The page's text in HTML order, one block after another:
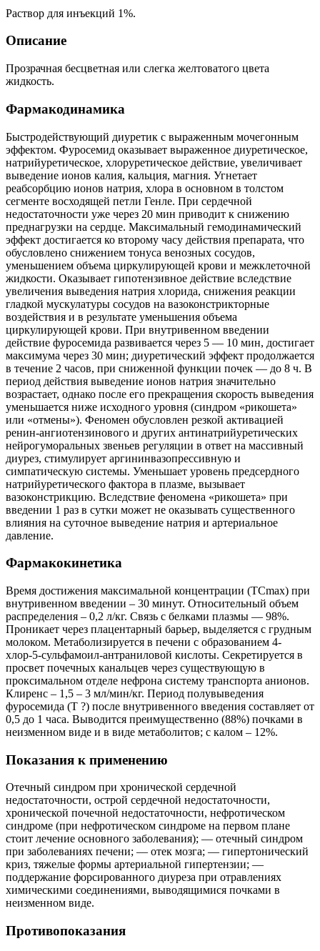
Раствор для инъекций 1%.
Описание
Прозрачная бесцветная или слегка желтоватого цвета
жидкость.
Фармакодинамика
Быстродействующий диуретик с выраженным мочегонным
эффектом. Фуросемид оказывает выраженное диуретическое,
натрийуретическое, хлоруретическое действие, увеличивает
выведение ионов калия, кальция, магния. Угнетает
реабсорбцию ионов натрия, хлора в основном в толстом
сегменте восходящей петли Генле. При сердечной
недостаточности уже через 20 мин приводит к снижению
преднагрузки на сердце. Максимальный гемодинамический
эффект достигается ко второму часу действия препарата, что
обусловлено снижением тонуса венозных сосудов,
уменьшением объема циркулирующей крови и межклеточной
жидкости. Оказывает гипотензивное действие вследствие
увеличения выведения натрия хлорида, снижения реакции
гладкой мускулатуры сосудов на вазоконстрикторные
воздействия и в результате уменьшения объема
циркулирующей крови. При внутривенном введении
действие фуросемида развивается через 5 — 10 мин, достигает
максимума через 30 мин; диуретический эффект продолжается
в течение 2 часов, при сниженной функции почек — до 8 ч. В
период действия выведение ионов натрия значительно
возрастает, однако после его прекращения скорость выведения
уменьшается ниже исходного уровня (синдром «рикошета»
или «отмены»). Феномен обусловлен резкой активацией
ренин-ангиотензинового и других антинатрийуретических
нейрогуморальных звеньев регуляции в ответ на массивный
диурез, стимулирует аргининвазопрессивную и
симпатическую системы. Уменьшает уровень предсердного
натрийуретического фактора в плазме, вызывает
вазоконстрикцию. Вследствие феномена «рикошета» при
введении 1 раз в сутки может не оказывать существенного
влияния на суточное выведение натрия и артериальное
давление.
Фармакокинетика
Время достижения максимальной концентрации (ТCmax) при
внутривенном введении – 30 минут. Относительный объем
распределения – 0,2 л/кг. Связь с белками плазмы — 98%.
Проникает через плацентарный барьер, выделяется с грудным
молоком. Метаболизируется в печени с образованием 4-
хлор-5-сульфамоил-антраниловой кислоты. Секретируется в
просвет почечных канальцев через существующую в
проксимальном отделе нефрона систему транспорта анионов.
Клиренс – 1,5 – 3 мл/мин/кг. Период полувыведения
фуросемида (Т ?) после внутривенного введения составляет от
0,5 до 1 часа. Выводится преимущественно (88%) почками в
неизменном виде и в виде метаболитов; с калом – 12%.
Показания к применению
Отечный синдром при хронической сердечной
недостаточности, острой сердечной недостаточности,
хронической почечной недостаточности, нефротическом
синдроме (при нефротическом синдроме на первом плане
стоит лечение основного заболевания); — отечный синдром
при заболеваниях печени; — отек мозга; — гипертонический
криз, тяжелые формы артериальной гипертензии; —
поддержание форсированного диуреза при отравлениях
химическими соединениями, выводящимися почками в
неизменном виде.
Противопоказания